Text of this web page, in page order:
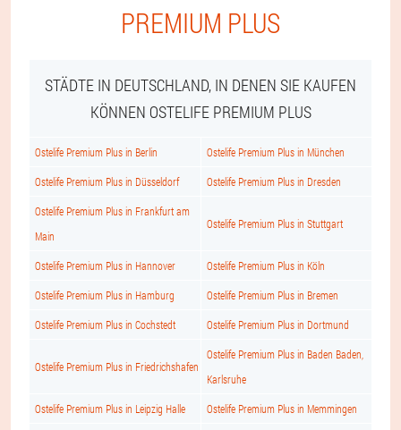
PREMIUM PLUS
STÄDTE IN DEUTSCHLAND, IN DENEN SIE KAUFEN
KÖNNEN OSTELIFE PREMIUM PLUS
Ostelife Premium Plus in Berlin Ostelife Premium Plus in München
Ostelife Premium Plus in Düsseldorf Ostelife Premium Plus in Dresden
Ostelife Premium Plus in Frankfurt am
Main
Ostelife Premium Plus in Stuttgart
Ostelife Premium Plus in Hannover Ostelife Premium Plus in Köln
Ostelife Premium Plus in Hamburg Ostelife Premium Plus in Bremen
Ostelife Premium Plus in Cochstedt Ostelife Premium Plus in Dortmund
Ostelife Premium Plus in Friedrichshafen
Ostelife Premium Plus in Baden Baden,
Karlsruhe
Ostelife Premium Plus in Leipzig Halle Ostelife Premium Plus in Memmingen